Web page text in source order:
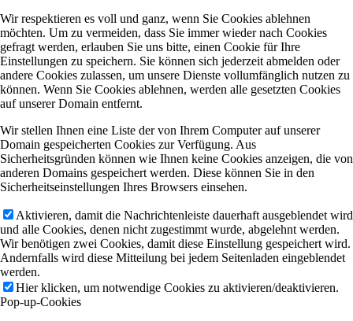
Wir respektieren es voll und ganz, wenn Sie Cookies ablehnen
möchten. Um zu vermeiden, dass Sie immer wieder nach Cookies
gefragt werden, erlauben Sie uns bitte, einen Cookie für Ihre
Einstellungen zu speichern. Sie können sich jederzeit abmelden oder
andere Cookies zulassen, um unsere Dienste vollumfänglich nutzen zu
können. Wenn Sie Cookies ablehnen, werden alle gesetzten Cookies
auf unserer Domain entfernt.
Wir stellen Ihnen eine Liste der von Ihrem Computer auf unserer
Domain gespeicherten Cookies zur Verfügung. Aus
Sicherheitsgründen können wie Ihnen keine Cookies anzeigen, die von
anderen Domains gespeichert werden. Diese können Sie in den
Sicherheitseinstellungen Ihres Browsers einsehen.
Aktivieren, damit die Nachrichtenleiste dauerhaft ausgeblendet wird
und alle Cookies, denen nicht zugestimmt wurde, abgelehnt werden.
Wir benötigen zwei Cookies, damit diese Einstellung gespeichert wird.
Andernfalls wird diese Mitteilung bei jedem Seitenladen eingeblendet
werden.
Hier klicken, um notwendige Cookies zu aktivieren/deaktivieren.
Pop-up-Cookies